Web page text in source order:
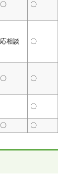
〇 〇
応相談 〇
〇 〇
〇
〇 〇